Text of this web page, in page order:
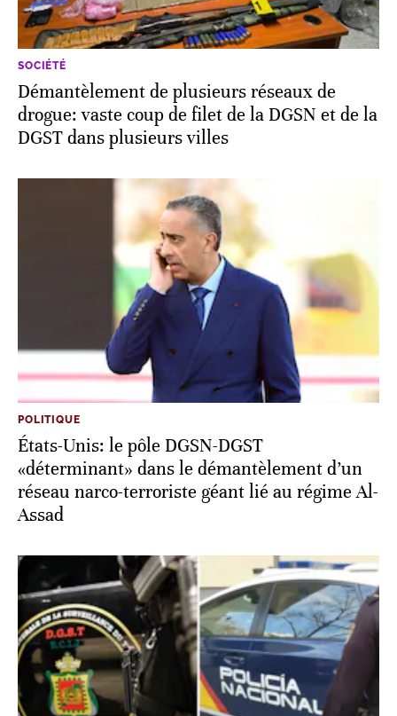
SOCIÉTÉ
Démantèlement de plusieurs réseaux de
drogue: vaste coup de filet de la DGSN et de la
DGST dans plusieurs villes
POLITIQUE
États-Unis: le pôle DGSN-DGST
«déterminant» dans le démantèlement d’un
réseau narco-terroriste géant lié au régime Al-
Assad